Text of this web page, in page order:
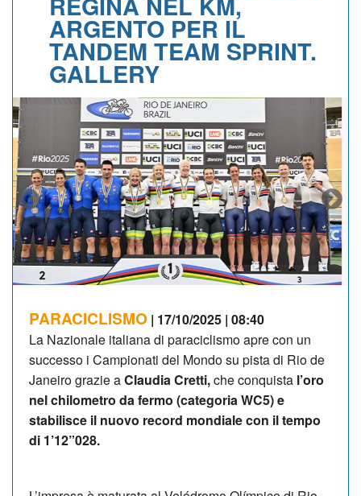
ALBI D'ORO
NEWSLETTER
ARGENTO PER IL
TANDEM TEAM SPRINT.
GALLERY
PARACICLISMO | 17/10/2025 | 08:40
La Nazionale italiana di paraciclismo apre con un
successo i Campionati del Mondo su pista di Rio de
Janeiro grazie aClaudia Cretti,che conquista l’oro
nel chilometro da fermo (categoria WC5) e
stabilisce il nuovo record mondiale con il tempo
di 1’12”028.